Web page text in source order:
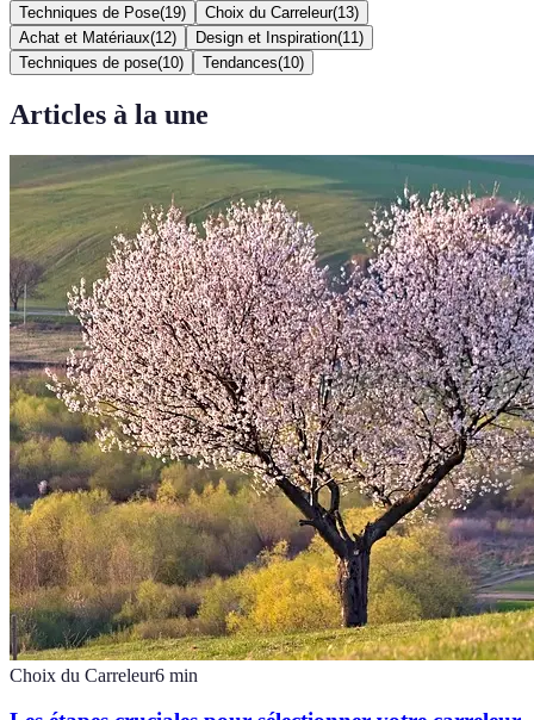
Techniques de Pose(19) Choix du Carreleur(13)
Achat et Matériaux(12) Design et Inspiration(11 )
Techniques de pose(10) Tendances(10)
Articles à la une
Choix du Carreleur6 min